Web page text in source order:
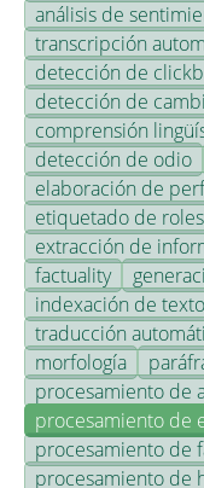
análisis de
transcripción
detección de
detección de
comprensión
detección de odio
elaboración de
etiquetado de
extracción de
factuality
indexación de
traducción
morfología
procesamiento de
procesamiento de
procesamiento de
procesamiento de